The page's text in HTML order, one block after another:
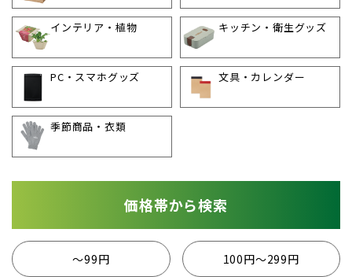
インテリア・植物 キッチン・衛生グッズ
PC・スマホグッズ 文具・カレンダー
季節商品・衣類
価格帯から検索
〜99円 100円〜299円